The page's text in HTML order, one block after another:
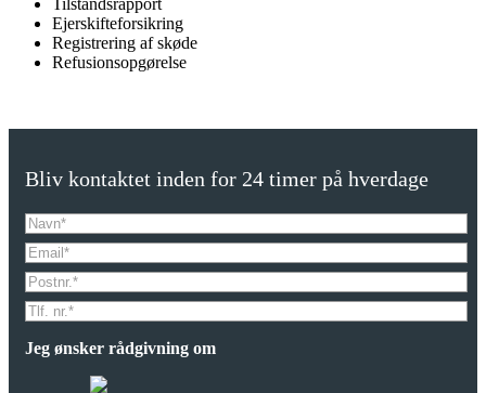
Tilstandsrapport
Ejerskifteforsikring
Registrering af skøde
Refusionsopgørelse
Bliv kontaktet inden for 24 timer på hverdage
Jeg ønsker rådgivning om